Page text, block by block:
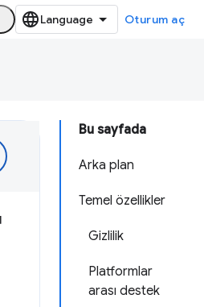
Oturum aç
Bu sayfada
Arka plan
Temel özellikler
Gizlilik
Platformlar
arası destek